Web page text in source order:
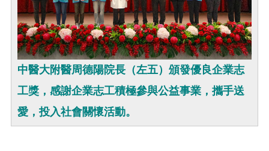
中醫大附醫周德陽院長（左五）頒發優良企業志
工獎，感謝企業志工積極參與公益事業，攜手送
愛，投入社會關懷活動。